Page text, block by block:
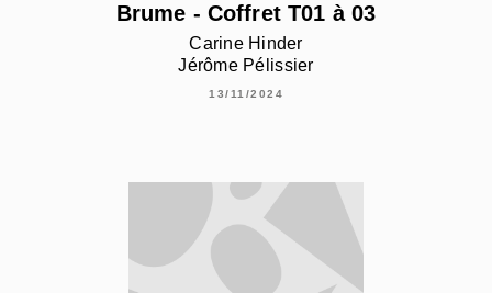
Brume - Coffret T01 à 03
Carine Hinder
Jérôme Pélissier
13/11/2024